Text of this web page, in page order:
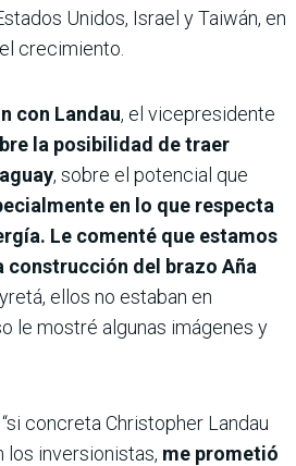
Unidos, Israel y Taiwán, en
crecimiento.
con Landau, el vicepresidente
la posibilidad de traer
, sobre el potencial que
en lo que respecta
Le comenté que estamos
construcción del brazo Aña
ellos no estaban en
le mostré algunas imágenes y
concreta Christopher Landau
los inversionistas, me prometió